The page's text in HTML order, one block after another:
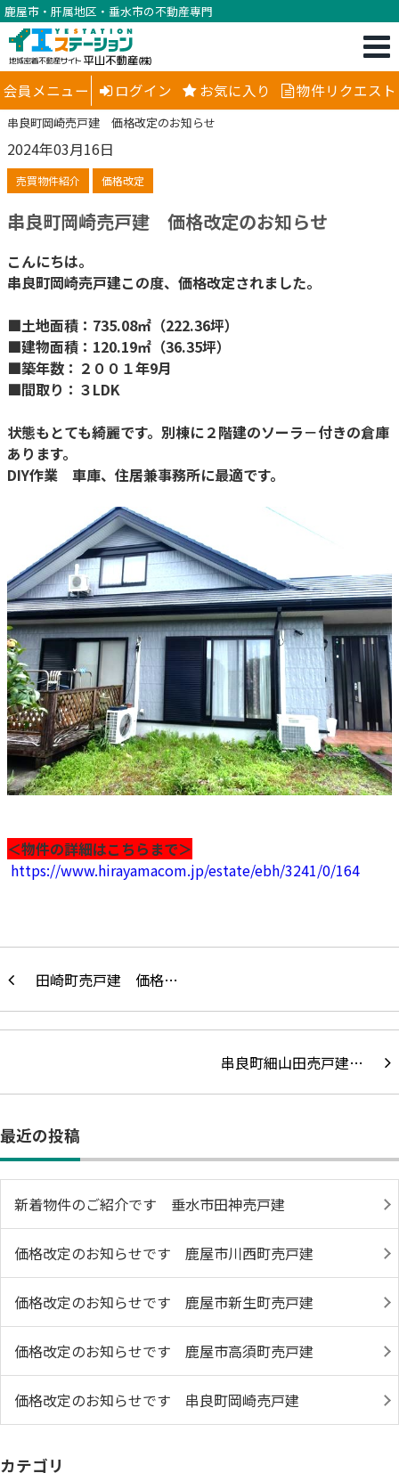
鹿屋市・肝属地区・垂水市の不動産専門
会員メニュー ログイン お気に入り 物件リクエスト
串良町岡崎売戸建 価格改定のお知らせ
2024年03月16日
売買物件紹介 価格改定
串良町岡崎売戸建 価格改定のお知らせ
こんにちは。
串良町岡崎売戸建この度、価格改定されました。
■土地面積：735.08㎡（222.36坪）
■建物面積：120.19㎡（36.35坪）
■築年数：２００１年9月
■間取り：３LDK
状態もとても綺麗です。別棟に２階建のソーラ－付きの倉庫
あります。
DIY作業 車庫、住居兼事務所に最適です。
＜物件の詳細はこちらまで＞
https://www.hirayamacom.jp/estate/ebh/3241/0/164
田崎町売戸建 価格…
串良町細山田売戸建…
最近の投稿
新着物件のご紹介です 垂水市田神売戸建
価格改定のお知らせです 鹿屋市川西町売戸建
価格改定のお知らせです 鹿屋市新生町売戸建
価格改定のお知らせです 鹿屋市高須町売戸建
価格改定のお知らせです 串良町岡崎売戸建
カテゴリ